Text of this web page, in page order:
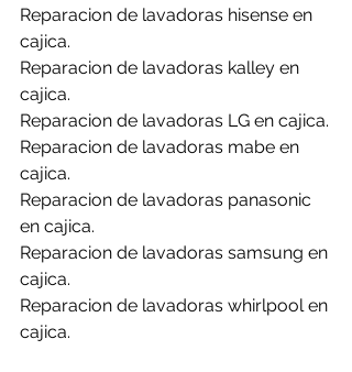
Reparacion de lavadoras hisense en
cajica.
Reparacion de lavadoras kalley en
cajica.
Reparacion de lavadoras LG en cajica.
Reparacion de lavadoras mabe en
cajica.
Reparacion de lavadoras panasonic
en cajica.
Reparacion de lavadoras samsung en
cajica.
Reparacion de lavadoras whirlpool en
cajica.